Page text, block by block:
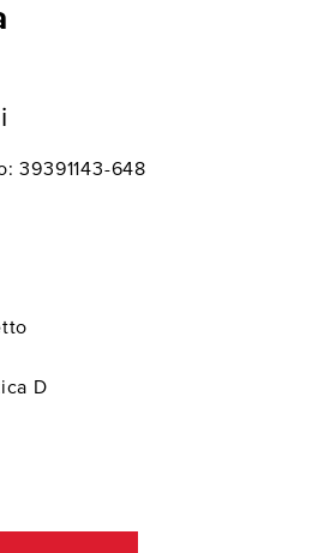
39391143-648
D